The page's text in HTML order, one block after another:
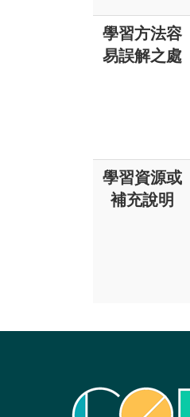
學習方法容
易誤解之處
學習資源或
補充說明